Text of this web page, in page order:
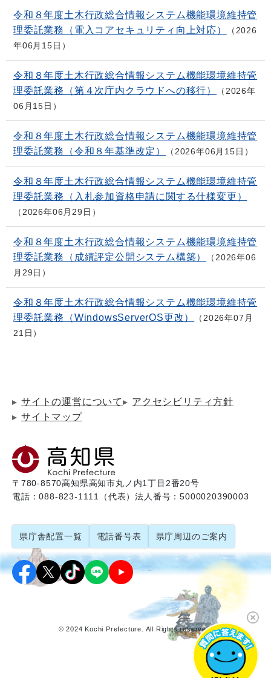
令和８年度土木行政総合情報システム機能環境維持管
理委託業務（電入コアセキュリティ向上対応）
2026
年06月15日
令和８年度土木行政総合情報システム機能環境維持管
理委託業務（第４次庁内クラウドへの移行）
2026年
06月15日
令和８年度土木行政総合情報システム機能環境維持管
理委託業務（令和８年基準改定）
2026年06月15日
令和８年度土木行政総合情報システム機能環境維持管
理委託業務（入札参加資格申請に関する仕様変更）
2026年06月29日
令和８年度土木行政総合情報システム機能環境維持管
理委託業務（成績評定公開システム構築）
2026年06
月29日
令和８年度土木行政総合情報システム機能環境維持管
理委託業務（WindowsServerOS更改）
2026年07月
21日
サイトの運営について
アクセシビリティ方針
サイトマップ
〒780-8570高知県高知市丸ノ内1丁目2番20号
電話：088-823-1111（代表）法人番号：5000020390003
県庁舎配置一覧 電話番号表 県庁周辺のご案内
© 2024 Kochi Prefecture. All Rights reserved.